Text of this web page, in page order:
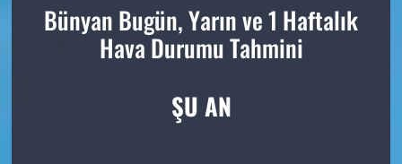
Bünyan Bugün, Yarın ve 1 Haftalık
Hava Durumu Tahmini
ŞU AN
Süper Lig Puan Durumu ve Fikstür
Tüm Manşetler
Son Dakika Haberleri